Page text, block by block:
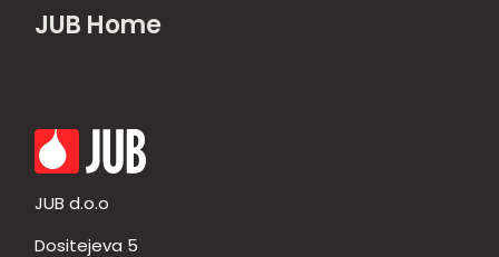
JUB Home
JUB d.o.o
Dositejeva 5